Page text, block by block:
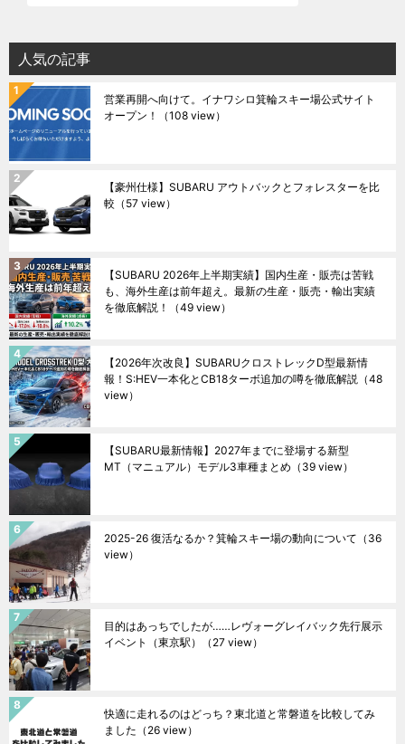
人気の記事
営業再開へ向けて。イナワシロ箕輪スキー場公式サイト
オープン！
（108 view）
【豪州仕様】SUBARU アウトバックとフォレスターを比
較 （57 view）
【SUBARU 2026年上半期実績】国内生産・販売は苦戦
も、海外生産は前年超え。最新の生産・販売・輸出実績
を徹底解説！
（49 view）
【2026年次改良】SUBARUクロストレックD型最新情
報！S:HEV一本化とCB18ターボ追加の噂を徹底解説 （48
view）
【SUBARU最新情報】2027年までに登場する新型
MT（マニュアル）モデル3車種まとめ （39 view）
2025-26 復活なるか？箕輪スキー場の動向について （36
view）
目的はあっちでしたが……レヴォーグレイバック先行展示
イベント（東京駅）
（27 view）
快適に走れるのはどっち？東北道と常磐道を比較してみ
ました （26 view）